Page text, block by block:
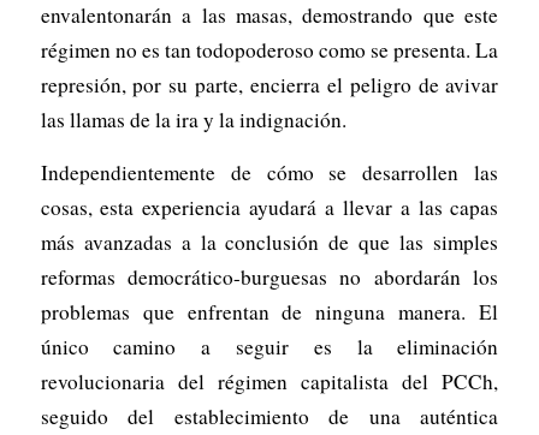
envalentonarán a las masas, demostrando que este
régimen no es tan todopoderoso como se presenta. La
represión, por su parte, encierra el peligro de avivar
las llamas de la ira y la indignación.
Independientemente de cómo se desarrollen las
cosas, esta experiencia ayudará a llevar a las capas
más avanzadas a la conclusión de que las simples
reformas democrático-burguesas no abordarán los
problemas que enfrentan de ninguna manera. El
único camino a seguir es la eliminación
revolucionaria del régimen capitalista del PCCh,
seguido del establecimiento de una auténtica